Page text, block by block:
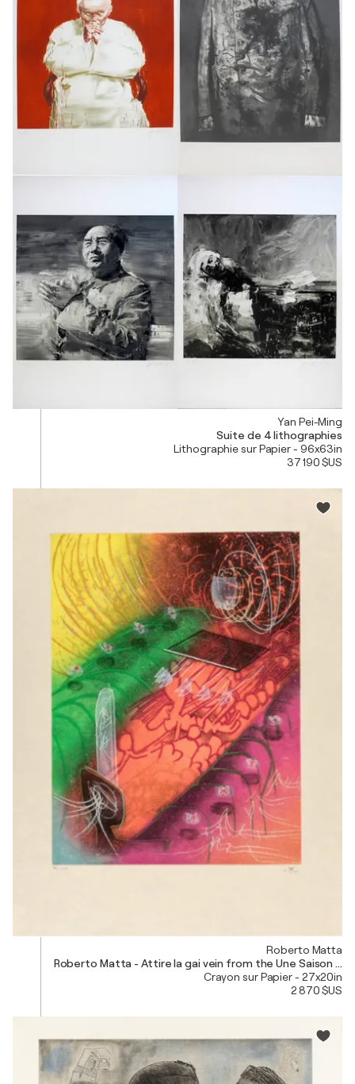
Yan Pei-Ming
Suite de 4 lithographies
Lithographie sur Papier - 96x63in
37 190 $US
Roberto Matta
Roberto Matta - Attire la gai vein from the Une Saison en
Crayon sur Papier - 27x20in
2 870 $US